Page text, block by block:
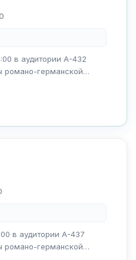
в аудитории A-432
романо-германской
von produktiven
в аудитории A-437
романо-германской